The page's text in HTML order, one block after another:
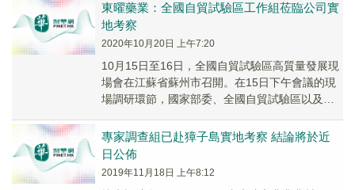
東曜藥業：全國自貿試驗區工作組莅臨公司實
地考察
2020年10月20日 上午7:20
10月15日至16日，全國自貿試驗區高質量發展現
場會在江蘇省蘇州市召開。在15日下午會議的現
場調研環節，國家部委、全國自貿試驗區以及相
東...
專家調查組已赴獐子島實地考察 結論將於近
日公佈
2019年11月18日 上午8:12